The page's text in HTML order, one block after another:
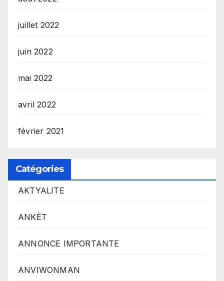
juillet 2022
juin 2022
mai 2022
avril 2022
février 2021
Catégories
AKTYALITE
ANKÈT
ANNONCE IMPORTANTE
ANVIWONMAN